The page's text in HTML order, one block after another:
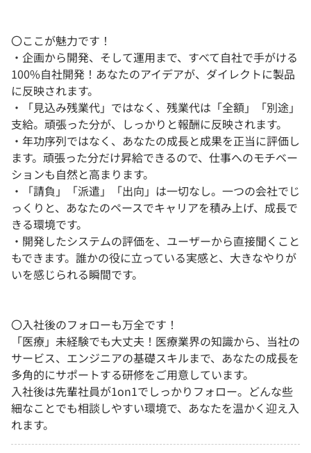
〇ここが魅力です！
・企画から開発、そして運用まで、すべて自社で手がける
100%自社開発！あなたのアイデアが、ダイレクトに製品
に反映されます。
・「見込み残業代」ではなく、残業代は「全額」「別途」
支給。頑張った分が、しっかりと報酬に反映されます。
・年功序列ではなく、あなたの成長と成果を正当に評価し
ます。頑張った分だけ昇給できるので、仕事へのモチベー
ションも自然と高まります。
・「請負」「派遣」「出向」は一切なし。一つの会社でじ
っくりと、あなたのペースでキャリアを積み上げ、成長で
きる環境です。
・開発したシステムの評価を、ユーザーから直接聞くこと
もできます。誰かの役に立っている実感と、大きなやりが
いを感じられる瞬間です。
〇入社後のフォローも万全です！
「医療」未経験でも大丈夫！医療業界の知識から、当社の
サービス、エンジニアの基礎スキルまで、あなたの成長を
多角的にサポートする研修をご用意しています。
入社後は先輩社員が1on1でしっかりフォロー。どんな些
細なことでも相談しやすい環境で、あなたを温かく迎え入
れます。